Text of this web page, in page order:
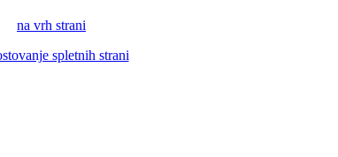
na vrh strani